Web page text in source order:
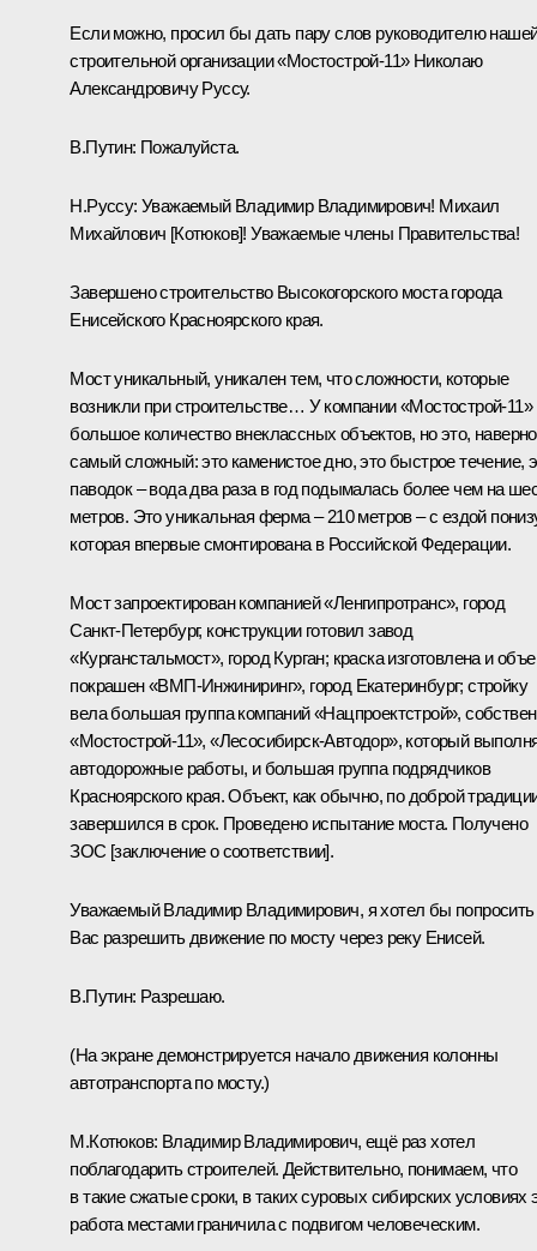
Если можно, просил бы дать пару слов руководителю
строительной организации «Мостострой-11» Николаю
Александровичу Руссу.
В.Путин: Пожалуйста.
Н.Руссу: Уважаемый Владимир Владимирович! Михаил
Михайлович [Котюков]! Уважаемые члены Правительства!
Завершено строительство Высокогорского моста города
Енисейского Красноярского края.
Мост уникальный, уникален тем, что сложности, которые
возникли при строительстве… У компании «Мостострой-11»
большое количество внеклассных объектов, но это,
самый сложный: это каменистое дно, это быстрое течение,
паводок – вода два раза в год подымалась более чем на
метров. Это уникальная ферма – 210 метров – с ездой
которая впервые смонтирована в Российской Федерации.
Мост запроектирован компанией «Ленгипротранс», город
Санкт-Петербург, конструкции готовил завод
«Курганстальмост», город Курган; краска изготовлена и
покрашен «ВМП-Инжиниринг», город Екатеринбург; стройку
вела большая группа компаний «Нацпроектстрой»,
«Мостострой-11», «Лесосибирск-Автодор», который
автодорожные работы, и большая группа подрядчиков
Красноярского края. Объект, как обычно, по доброй
завершился в срок. Проведено испытание моста. Получено
ЗОС [заключение о соответствии].
Уважаемый Владимир Владимирович, я хотел бы попросить
Вас разрешить движение по мосту через реку Енисей.
В.Путин: Разрешаю.
(На экране демонстрируется начало движения колонны
автотранспорта по мосту.)
М.Котюков: Владимир Владимирович, ещё раз хотел
поблагодарить строителей. Действительно, понимаем, что
в такие сжатые сроки, в таких суровых сибирских условиях
работа местами граничила с подвигом человеческим.